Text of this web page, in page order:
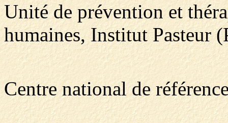
Unité de prévention et
humaines, Institut Pasteur
Centre national de